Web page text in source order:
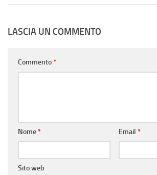
LASCIA UN COMMENTO
Commento*
Nome* Email *
Sito web